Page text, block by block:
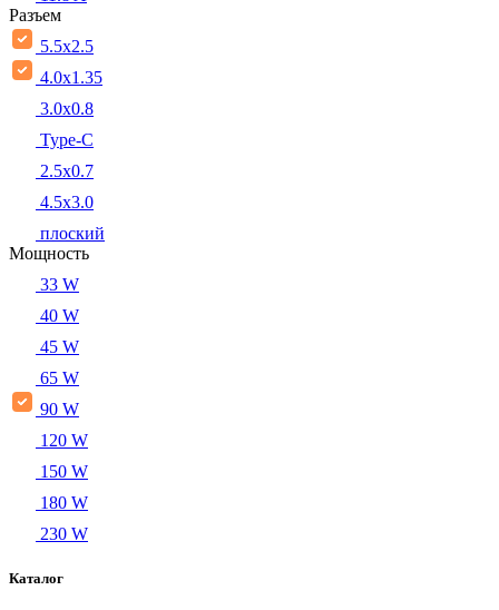
Разъем
5.5x2.5
4.0x1.35
3.0x0.8
Type-C
2.5x0.7
4.5x3.0
плоский
Мощность
33 W
40 W
45 W
65 W
90 W
120 W
150 W
180 W
230 W
Каталог